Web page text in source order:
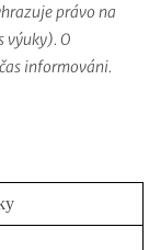
právo na
výuky). O
informováni.